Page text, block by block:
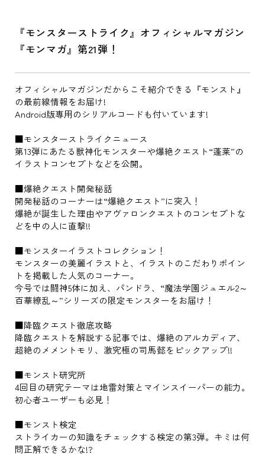
『モンスターストライク』オフィシャルマガジン
『モンマガ』第21弾！
オフィシャルマガジンだからこそ紹介できる『モンスト』
の最前線情報をお届け!
Android版専用のシリアルコードも付いています!
■モンスターストライクニュース
第13弾にあたる獣神化モンスターや爆絶クエスト“蓬莱”の
イラストコンセプトなどを公開。
■爆絶クエスト開発秘話
開発秘話のコーナーは“爆絶クエスト”に突入！
爆絶が誕生した理由やアヴァロンクエストのコンセプトな
どを中の人に直撃!!
■モンスターイラストコレクション！
モンスターの美麗イラストと、イラストのこだわりポイン
トを掲載した人気のコーナー。
今号では闘神5体に加え、パンドラ、“魔法学園ジュエル2～
百華繚乱～”シリーズの限定モンスターをお届け！
■降臨クエスト徹底攻略
降臨クエストを解説する記事では、爆絶のアルカディア、
超絶のメメントモリ、激究極の司馬懿をピックアップ!!
■モンスト研究所
4回目の研究テーマは地雷対策とマインスイーパーの能力。
初心者ユーザーも必見！
■モンスト検定
ストライカーの知識をチェックする検定の第3弾。キミは何
問正解できるかな!?